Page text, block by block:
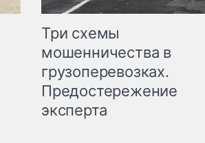
Три схемы
мошенничества в
грузоперевозках.
Предостережение
эксперта